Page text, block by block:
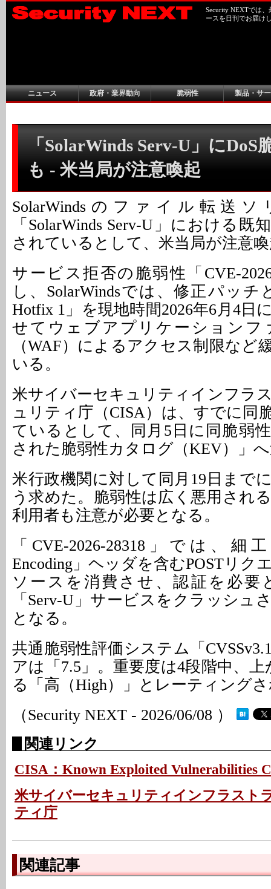
Security NEXTでは
ースを日刊でお届け
ニュース 政府・業界動向 脆弱性 製品・サ
「SolarWinds Serv-U」にDoS
も - 米当局が注意喚起
SolarWindsのファイル転送
「SolarWinds Serv-U」における既
されているとして、米当局が注意
サービス拒否の脆弱性「CVE-
し、SolarWindsでは、修正パッチ
Hotfix 1」を現地時間2026年6月4日
せてウェブアプリケーションフ
（WAF）によるアクセス制限など
いる。
米サイバーセキュリティインフラ
ュリティ庁（CISA）は、すでに同
ているとして、同月5日に同脆弱
された脆弱性カタログ（KEV）」
米行政機関に対して同月19日まで
う求めた。脆弱性は広く悪用され
利用者も注意が必要となる。
「CVE-2026-28318」では、細
Encoding」ヘッダを含むPOSTリク
ソースを消費させ、認証を必要
「Serv-U」サービスをクラッシュ
となる。
共通脆弱性評価システム「
アは「7.5」。重要度は4段階中、
る「高（High）」とレーティング
（Security NEXT - 2026/06/08 ）
関連リンク
CISA：Known Exploited Vulnerabilities
米サイバーセキュリティインフラスト
ティ庁
関連記事